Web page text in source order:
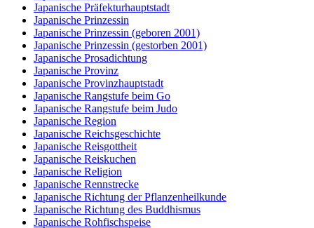
Japanische Präfekturhauptstadt
Japanische Prinzessin
Japanische Prinzessin (geboren 2001)
Japanische Prinzessin (gestorben 2001)
Japanische Prosadichtung
Japanische Provinz
Japanische Provinzhauptstadt
Japanische Rangstufe beim Go
Japanische Rangstufe beim Judo
Japanische Region
Japanische Reichsgeschichte
Japanische Reisgottheit
Japanische Reiskuchen
Japanische Religion
Japanische Rennstrecke
Japanische Richtung der Pflanzenheilkunde
Japanische Richtung des Buddhismus
Japanische Rohfischspeise